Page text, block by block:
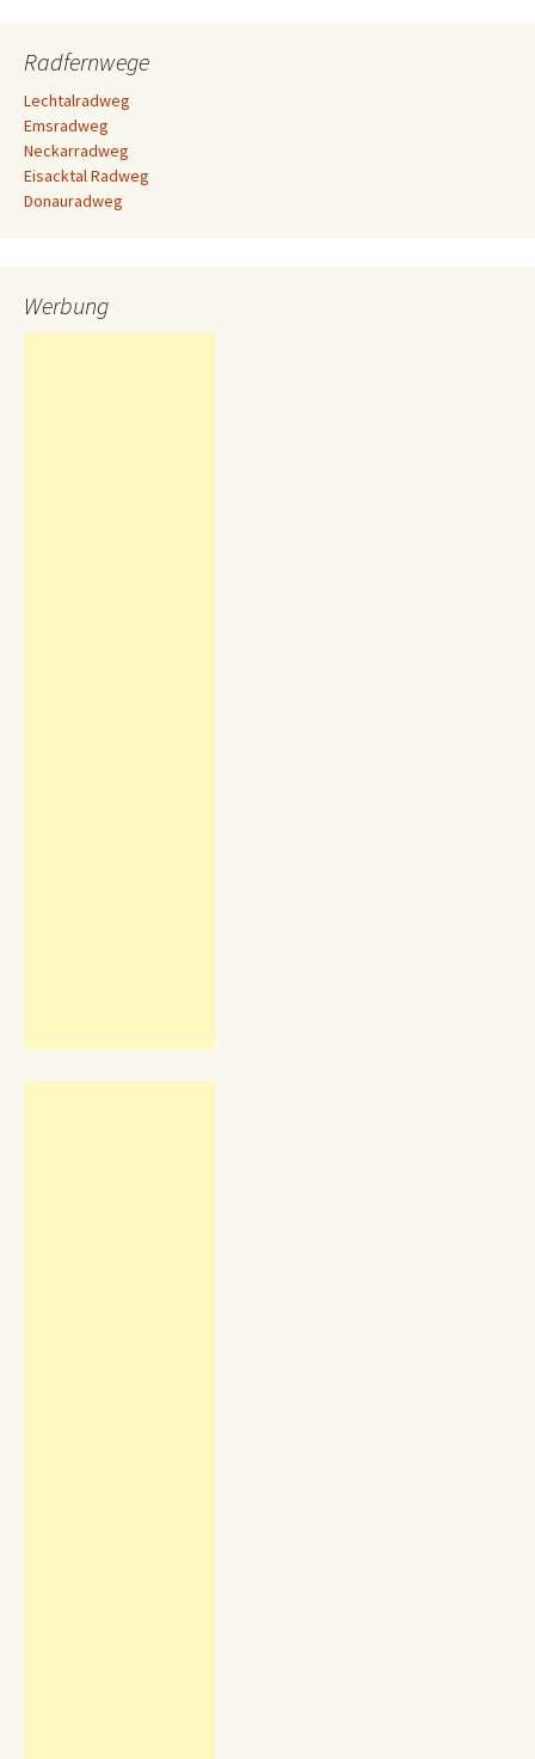
Radfernwege
Lechtalradweg
Emsradweg
Neckarradweg
Eisacktal Radweg
Donauradweg
Werbung